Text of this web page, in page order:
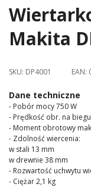
Skip
the
of
images
gallery
Makita
SKU: DP4001 EAN:
Dane techniczne
- Pobór mocy 750 W
- Prędkość obr. na
- Moment obrotowy
- Zdolność wiercenia:
w stali 13 mm
w drewnie 38 mm
- Rozwartość uchwytu
- Ciężar 2,1 kg